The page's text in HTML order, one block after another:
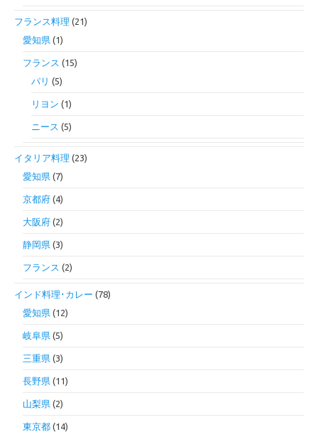
フランス料理 (21)
愛知県 (1)
フランス (15)
パリ (5)
リヨン (1)
ニース (5)
イタリア料理 (23)
愛知県 (7)
京都府 (4)
大阪府 (2)
静岡県 (3)
フランス (2)
インド料理･カレー (78)
愛知県 (12)
岐阜県 (5)
三重県 (3)
長野県 (11)
山梨県 (2)
東京都 (14)